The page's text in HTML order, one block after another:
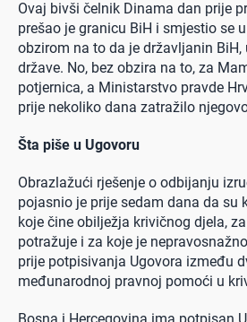
Ovaj bivši čelnik Dinama dan prije
prešao je granicu BiH i smjestio se
obzirom na to da je državljanin
države. No, bez obzira na to, za
potjernica, a Ministarstvo pravde
prije nekoliko dana zatražilo
Šta piše u Ugovoru
Obrazlažući rješenje o odbijanju
pojasnio je prije sedam dana da su
koje čine obilježja krivičnog djela,
potražuje i za koje je
prije potpisivanja Ugovora između
međunarodnoj pravnoj pomoći u